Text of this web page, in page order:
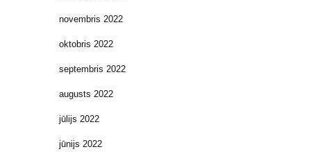
novembris 2022
oktobris 2022
septembris 2022
augusts 2022
jūlijs 2022
jūnijs 2022